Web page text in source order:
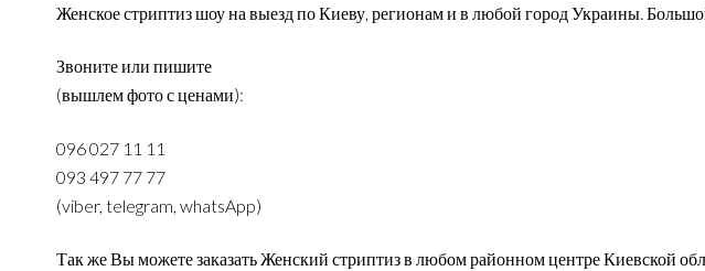
Женское стриптиз шоу на выезд по Киеву, регионам и в любой город Украины.
Звоните или пишите
(вышлем фото с ценами):
096 027 11 11
093 497 77 77
(viber, telegram, whatsApp)
Так же Вы можете заказать Женский стриптиз в любом районном центре Киевской